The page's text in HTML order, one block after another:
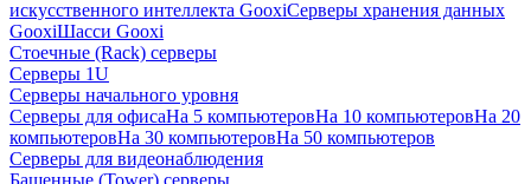
искусственного интеллекта GooxiСерверы хранения данных
GooxiШасси Gooxi
Стоечные (Rack) серверы
Серверы 1U
Серверы начального уровня
Серверы для офисаНа 5 компьютеровНа 10 компьютеровНа 20
компьютеровНа 30 компьютеровНа 50 компьютеров
Серверы для видеонаблюдения
Башенные (Tower) серверы